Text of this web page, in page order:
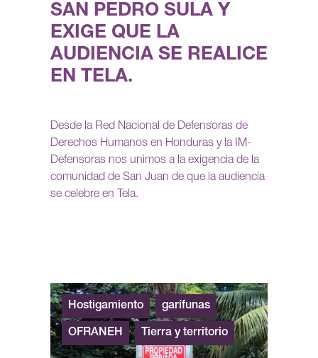
SAN PEDRO SULA Y
EXIGE QUE LA
AUDIENCIA SE REALICE
EN TELA.
Desde la Red Nacional de Defensoras de
Derechos Humanos en Honduras y la IM-
Defensoras nos unimos a la exigencia de la
comunidad de San Juan de que la audiencia
se celebre en Tela.
Hostigamiento garífunas
OFRANEH Tierra y territorio